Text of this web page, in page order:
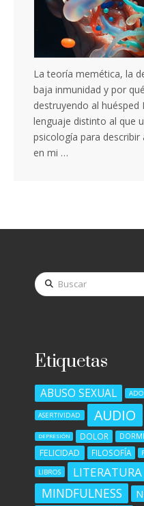
La teoría memética, la
baja inmunidad y por
destruyendo al
lenguaje distinto al que
psicología para
en mi …
Buscar
Etiquetas
ABUSO SEXUAL
ASERTIVIDAD AUDIO
DEPRESIÓN DOLOR
FELICIDAD FILOSOFÍA
LIBROS LITERATURA
MINDFULNESS